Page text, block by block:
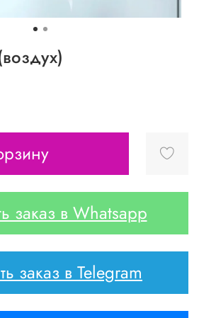
заказ в Whatsapp
заказ в Telegram